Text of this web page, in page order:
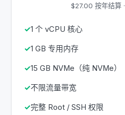
$27.00 按年结算 ·
1 个 vCPU 核心
1 GB 专用内存
15 GB NVMe（纯 NVMe）
不限流量带宽
完整 Root / SSH 权限